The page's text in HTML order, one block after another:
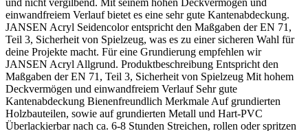
und nicht vergilbend. Mit seinem hohen Deckvermögen und
einwandfreiem Verlauf bietet es eine sehr gute Kantenabdeckung.
JANSEN Acryl Seidencolor entspricht den Maßgaben der EN 71,
Teil 3, Sicherheit von Spielzeug, was es zu einer sicheren Wahl für
deine Projekte macht. Für eine Grundierung empfehlen wir
JANSEN Acryl Allgrund. Produktbeschreibung Entspricht den
Maßgaben der EN 71, Teil 3, Sicherheit von Spielzeug Mit hohem
Deckvermögen und einwandfreiem Verlauf Sehr gute
Kantenabdeckung Bienenfreundlich Merkmale Auf grundierten
Holzbauteilen, sowie auf grundierten Metall und Hart-PVC
Überlackierbar nach ca. 6-8 Stunden Streichen, rollen oder spritzen